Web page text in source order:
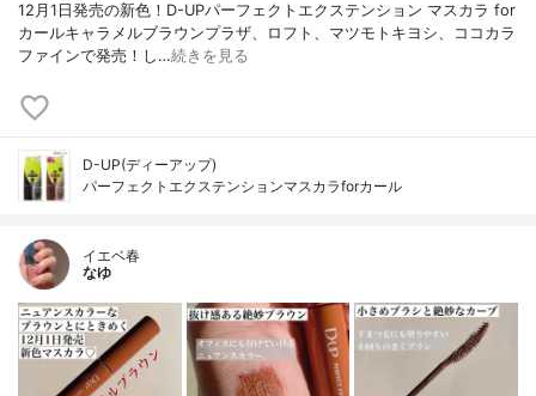
12月1日発売の新色！D-UPパーフェクトエクステンション マスカラ for
カールキャラメルブラウンプラザ、ロフト、マツモトキヨシ、ココカラ
ファインで発売！し…続きを見る
D-UP(ディーアップ)
パーフェクトエクステンションマスカラforカール
イエベ春
なゆ